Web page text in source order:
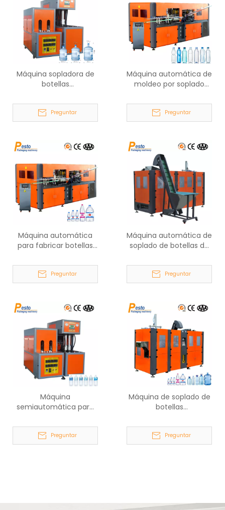
Máquina sopladora de
botellas
galones
Preguntar
Máquina automática de
moldeo por soplado
5000BPH
Preguntar
Máquina automática
para fabricar botellas
8000BPH
Preguntar
Máquina automática de
soplado de botellas de
Preguntar
Máquina
semiautomática para
agua 800BPH
Preguntar
Máquina de soplado de
botellas
automática 2000BPH
Preguntar